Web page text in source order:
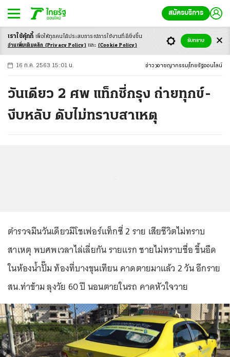
สมัครบริการ
-ก ก ก+
16 ก.ค. 2563 15:01 น. ข่าว อาชญากรรม ไทยรัฐออนไลน์
วันเดียว 2 ศพ แท็กซี่กรุง ถ่ายทุกข์-
งีบหลับ ดับไม่ทราบสาเหตุ
ตำรวจมึนวันเดียวมีโชเฟอร์แท็กซี่ 2 ราย เสียชีวิตไม่ทราบ
สาเหตุ พบศพเวลาไล่เลี่ยกัน รายแรก ชายไม่ทราบชื่อ ขึ้นอืด
ในห้องน้ำปั๊ม ท้องที่บางขุนเทียน คาดตายมาแล้ว 2 วัน อีกราย
สน.ท่าข้าม ลุงวัย 60 ปี นอนตายในรถ คาดหัวใจวาย
เราใช้คุ้กกี้ เพื่อให้ทุกคนได้ประสบการณ์การใช้งานที่ดียิ่งขึ้น
อ่านเพิ่มเติมคลิก (Privacy Policy) และ (Cookie Policy)
รับทราบ